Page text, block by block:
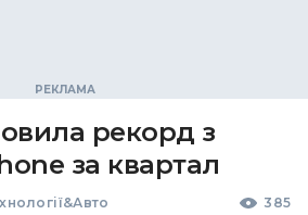
рекорд з
за квартал
385